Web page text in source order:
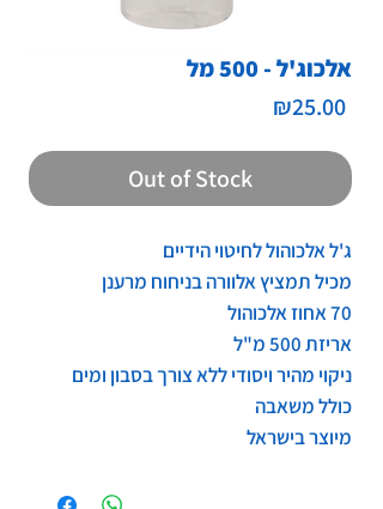
אלכוג'ל - 500 מל
₪25.00Price
Out of Stock
ג'ל אלכוהול לחיטוי הידיים
מכיל תמציץ אלוורה בניחוח מרענן
70 אחוז אלכוהול
אריזת 500 מ"ל
ניקוי מהיר ויסודי ללא צורך בסבון ומים
כולל משאבה
מיוצר בישראל